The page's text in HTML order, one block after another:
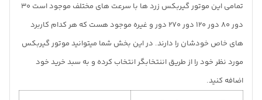
تمامی این موتور گیربکس زرد ها با سرعت های مختلف موجود است 30
دور 80 دور 120 دور 270 دور و غیره موجود هست که هر کدام کاربرد
های خاص خودشان را دارند. در این بخش شما میتوانید موتور گیربکس
مورد نظر خود را از طریق اننتخابگر انتخاب کرده و به سبد خرید خود
اضافه کنید.